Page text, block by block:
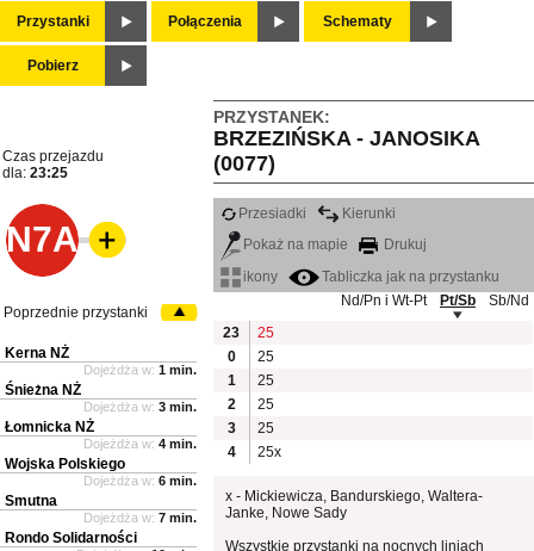
Przystanki Połączenia Schematy
Pobierz
PRZYSTANEK:
BRZEZIŃSKA - JANOSIKA
(0077)
Czas przejazdu
dla: 23:25
N7A
Przesiadki
Kierunki
Pokaż na mapie
Drukuj
ikony
Tabliczka jak na przystanku
Nd/Pn i Wt-Pt
Pt/Sb
Sb/Nd
23
25
0
25
1
25
2
25
3
25
4
25x
x - Mickiewicza, Bandurskiego, Waltera-
Janke, Nowe Sady
Wszystkie przystanki na nocnych liniach
Poprzednie przystanki
Kerna NŻ
Dojeżdża w: 1 min.
Śnieżna NŻ
Dojeżdża w: 3 min.
Łomnicka NŻ
Dojeżdża w: 4 min.
Wojska Polskiego
Dojeżdża w: 6 min.
Smutna
Dojeżdża w: 7 min.
Rondo Solidarności